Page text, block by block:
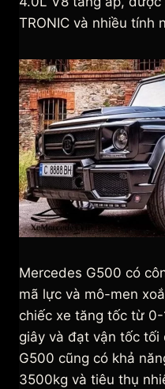
TRONIC và nhiều tính
Mercedes G500 có
mã lực và mô-men
chiếc xe tăng tốc từ
giây và đạt vận tốc
G500 cũng có khả
3500kg và tiêu thụ